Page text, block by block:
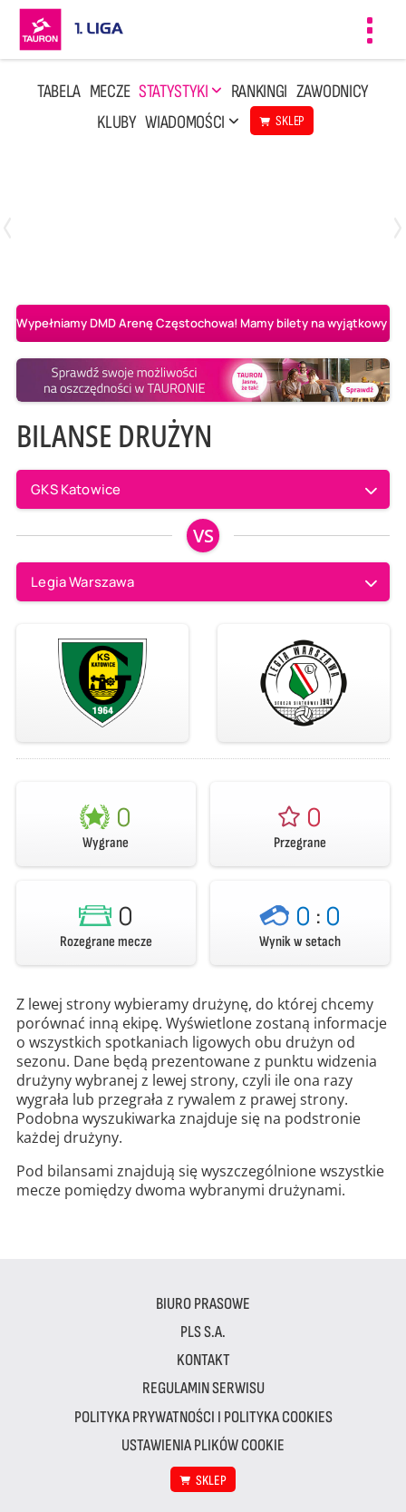
TABELA MECZE STATYSTYKI RANKINGI ZAWODNICY
KLUBY WIADOMOŚCI SKLEP
Wypełniamy DMD Arenę Częstochowa! Mamy bilety na wyjątkowy
BILANSE DRUŻYN
GKS Katowice
VS
Legia Warszawa
0
Wygrane
0
Przegrane
0
Rozegrane mecze
0 : 0
Wynik w setach
Z lewej strony wybieramy drużynę, do której chcemy
porównać inną ekipę. Wyświetlone zostaną informacje
o wszystkich spotkaniach ligowych obu drużyn od
sezonu. Dane będą prezentowane z punktu widzenia
drużyny wybranej z lewej strony, czyli ile ona razy
wygrała lub przegrała z rywalem z prawej strony.
Podobna wyszukiwarka znajduje się na podstronie
każdej drużyny.
Pod bilansami znajdują się wyszczególnione wszystkie
mecze pomiędzy dwoma wybranymi drużynami.
BIURO PRASOWE
PLS S.A.
KONTAKT
REGULAMIN SERWISU
POLITYKA PRYWATNOŚCI I POLITYKA COOKIES
USTAWIENIA PLIKÓW COOKIE
SKLEP